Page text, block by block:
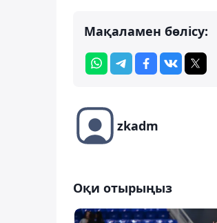
Мақаламен бөлісу:
zkadm
Оқи отырыңыз